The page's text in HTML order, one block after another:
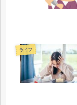
ライフ